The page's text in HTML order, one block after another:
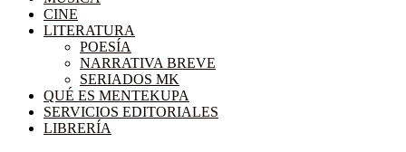
CINE
LITERATURA
POESÍA
NARRATIVA BREVE
SERIADOS MK
QUÉ ES MENTEKUPA
SERVICIOS EDITORIALES
LIBRERÍA